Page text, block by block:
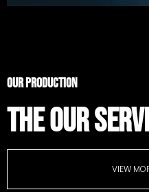
OUR PRODUCTION
THE OUR
VIEW